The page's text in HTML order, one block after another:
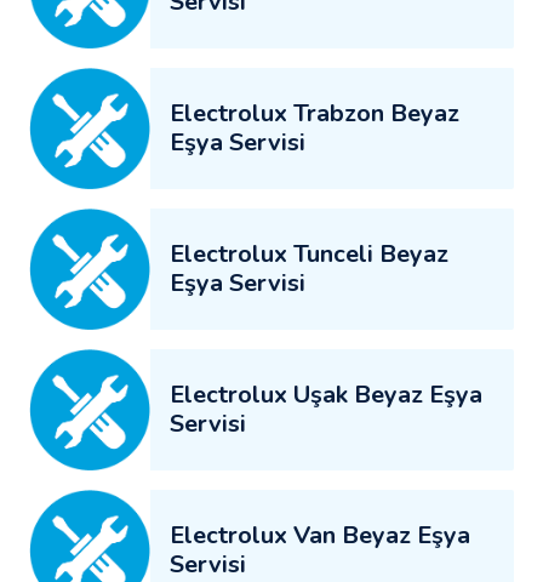
Electrolux Trabzon Beyaz
Eşya Servisi
Electrolux Tunceli Beyaz
Eşya Servisi
Electrolux Uşak Beyaz Eşya
Servisi
Electrolux Van Beyaz Eşya
Servisi